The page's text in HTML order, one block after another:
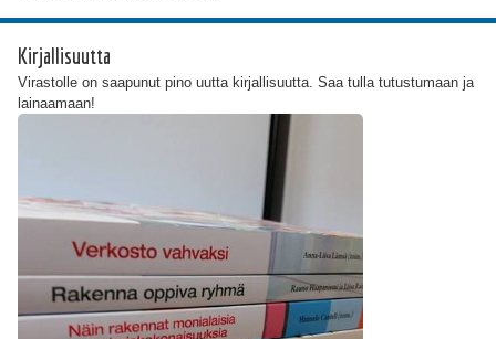
Kirjallisuutta
Virastolle on saapunut pino uutta kirjallisuutta. Saa tulla tutustumaan ja
lainaamaan!